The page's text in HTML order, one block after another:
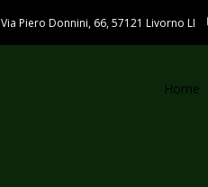
Via Piero Donnini, 66, 57121 Livorno LI
Home